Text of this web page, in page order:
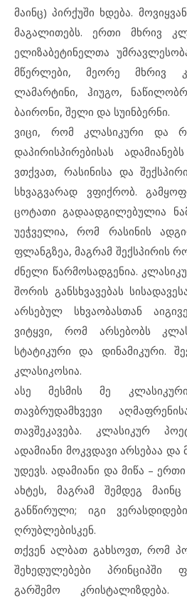
მაინც) პირქუში ხდება.
მაგალითებს. ერთი მხრივ
ელიზაბეტინელთა
მწერლები, მეორე მხრივ
ლამარტინი, ჰიუგო,
ბაირონი, შელი და სუინბერნი.
ვიცი, რომ კლასიკური და
დაპირისპირებისას
ვთქვათ, რასინისა და
სხვაგვარად ვფიქრობ.
ცოტათი გადაადგილებულია
უეჭველია, რომ რასინის
ფლანგზეა, მაგრამ შექსპირის
ძნელი წარმოსადგენია.
შორის განსხვავებას
არსებულ სხვაობასთან
ვიტყვი, რომ არსებობს
სტატიკური და დინამიკური.
კლასიკოსია.
ასე მესმის მე
თავბრუდამხვევი
თავშეკავება. კლასიკურ
ადამიანი მოკვდავი არსებაა და
უდევს. ადამიანი და მიწა –
ახტეს, მაგრამ შემდეგ მაინც
განწირული; იგი
ღრუბლებისკენ.
თქვენ ალბათ გახსოვთ, რომ
შეხედულებები პრინციპში
გარშემო